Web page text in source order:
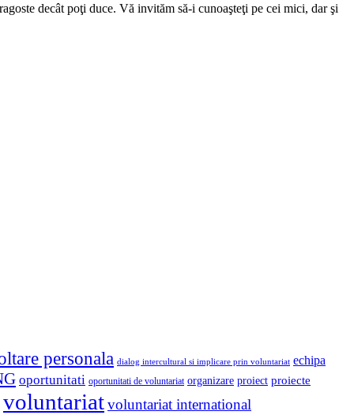
decât poţi duce. Vă invităm să-i cunoaşteţi pe cei mici, dar şi
personala dialog intercultural si implicare prin voluntariat echipa
oportunitati oportunitati de voluntariat organizare proiect proiecte
voluntariatvoluntariat international